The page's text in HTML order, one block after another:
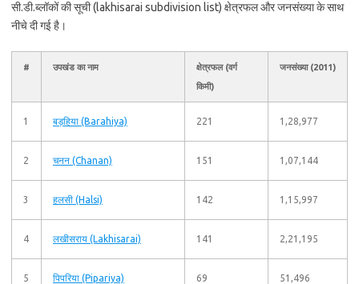
सी.डी.ब्लॉकों की सूची (lakhisarai subdivision list) क्षेत्रफल और जनसंख्या के साथ
नीचे दी गई है।
# उपखंड का नाम
क्षेत्रफल (वर्ग
किमी)
जनसंख्या (2011)
1 बड़हिया (Barahiya) 221 1,28,977
2 चनन (Chanan) 151 1,07,144
3 हलसी (Halsi) 142 1,15,997
4 लखीसराय (Lakhisarai) 141 2,21,195
5 पिपरिया (Pipariya) 69 51,496